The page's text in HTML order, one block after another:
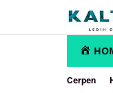
content
Cerpen